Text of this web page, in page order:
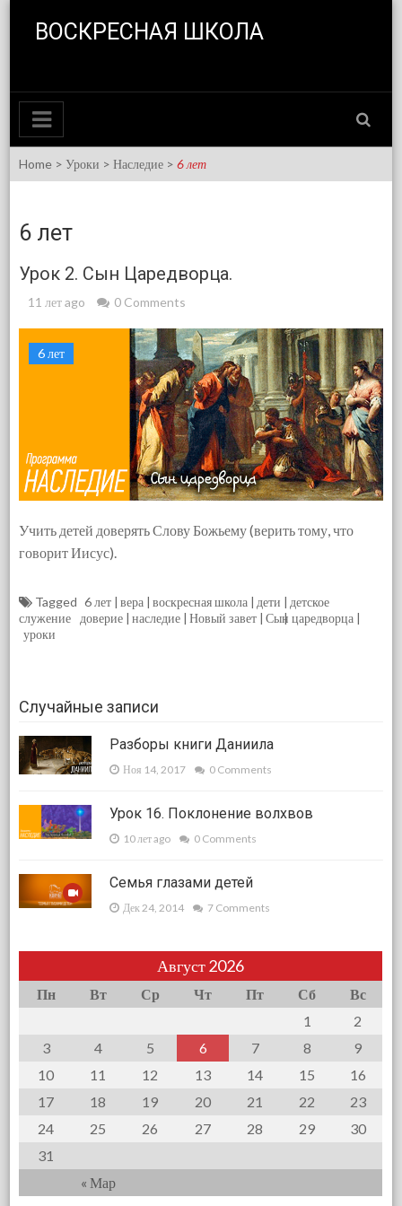
ВОСКРЕСНАЯ ШКОЛА
Home >Уроки >Наследие >6 лет
6 лет
Урок 2. Сын Царедворца.
11 лет ago 0 Comments
6 лет
Учить детей доверять Слову Божьему (верить тому, что
говорит Иисус).
Tagged 6 лет вера воскресная школа дети
детское
служение
доверие наследие Новый завет
Сын царедворца
уроки
Случайные записи
Разборы книги Даниила
Ноя 14, 2017 0 Comments
Урок 16. Поклонение волхвов
10 лет ago 0 Comments
Семья глазами детей
Дек 24, 2014 7 Comments
Август 2026
Пн Вт Ср Чт Пт Сб Вс
« Мар
1
2
3
4 5 6 7 8
9
10
11 12 13 14 15
16
17
18 19 20 21 22
23
24
25 26 27 28 29
30
31